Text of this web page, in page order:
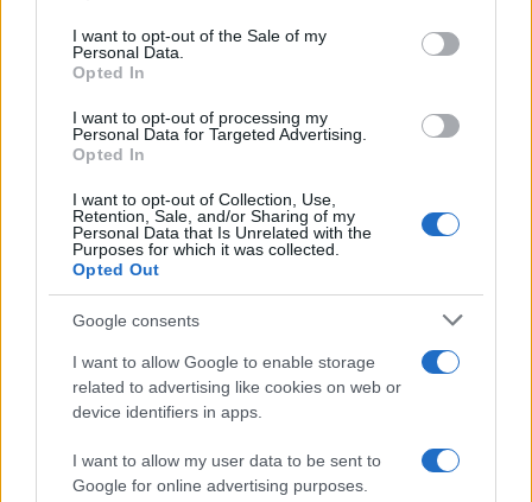
I want to opt-out of the Sale of my
Personal Data.
Opted In
I want to opt-out of processing my
Personal Data for Targeted Advertising.
Opted In
I want to opt-out of Collection, Use,
Retention, Sale, and/or Sharing of my
Personal Data that Is Unrelated with the
Purposes for which it was collected.
Opted Out
Google consents
I want to allow Google to enable storage
related to advertising like cookies on web or
device identifiers in apps.
I want to allow my user data to be sent to
Google for online advertising purposes.
Cura Italia e Decreto Liquidità alle
prese con il rischio Utp
diFabiola Pietrella
26 Aprile 2020, 16:13